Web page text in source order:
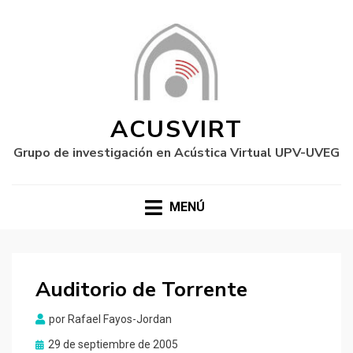
ACUSVIRT
Grupo de investigación en Acústica Virtual UPV-UVEG
MENÚ
Auditorio de Torrente
por Rafael Fayos-Jordan
Publicado
29 de septiembre de 2005